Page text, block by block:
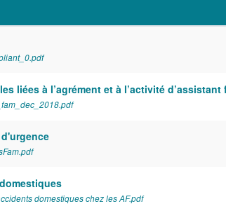
liées à l’agrément et à l’activité d’assistant
domestiques chez les AF.pdf